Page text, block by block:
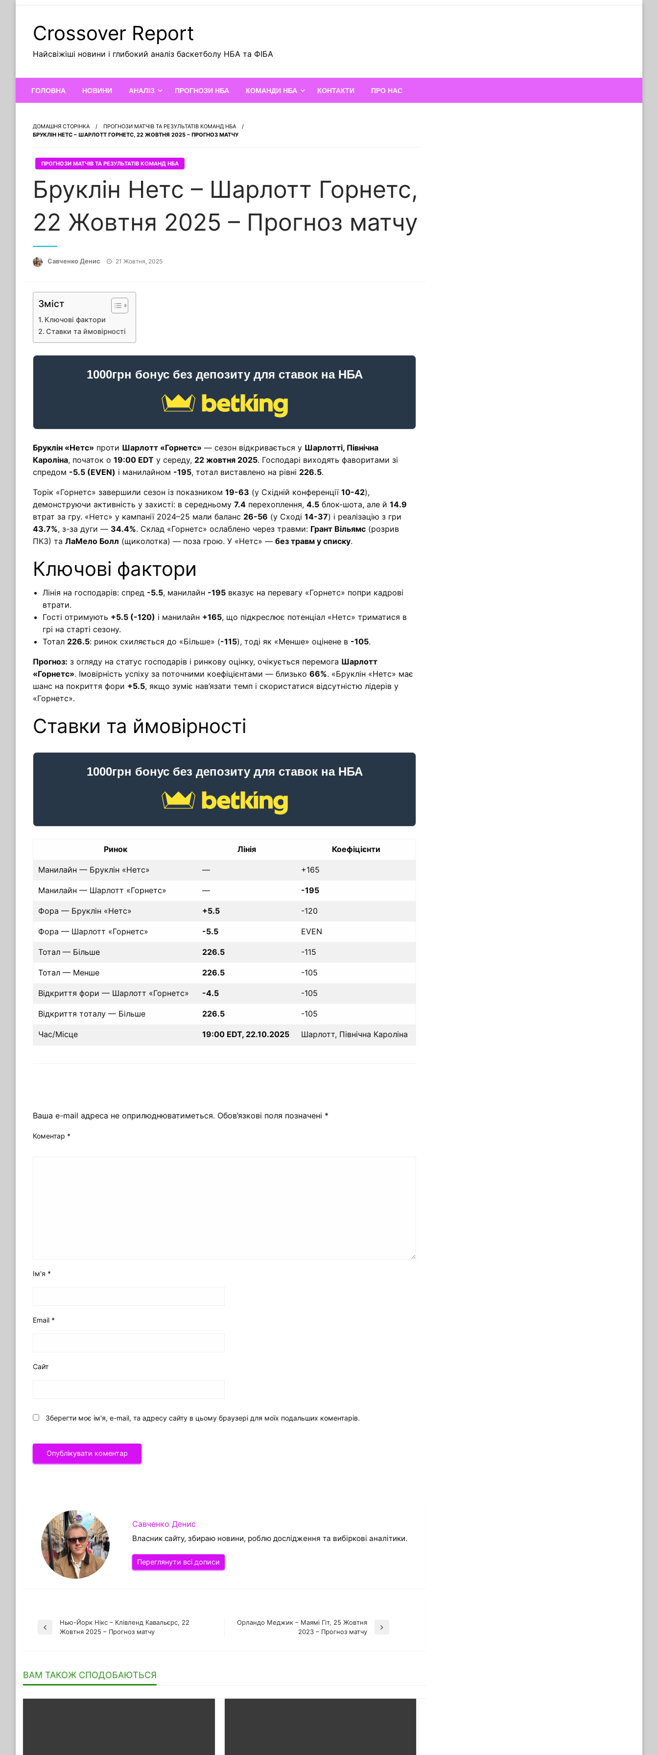
Crossover Report
Найсвіжіші новини і глибокий аналіз баскетболу НБА та ФІБА
ГОЛОВНА НОВИНИ АНАЛІЗ ПРОГНОЗИ НБА КОМАНДИ НБА КОНТАКТИ ПРО НАС
ДОМАШНЯ СТОРІНКА
ПРОГНОЗИ МАТЧІВ ТА РЕЗУЛЬТАТІВ КОМАНД НБА
БРУКЛІН НЕТС – ШАРЛОТТ ГОРНЕТС, 22 ЖОВТНЯ 2025 – ПРОГНОЗ МАТЧУ
ПРОГНОЗИ МАТЧІВ ТА РЕЗУЛЬТАТІВ КОМАНД НБА
Бруклін Нетс – Шарлотт Горнетс,
22 Жовтня 2025 – Прогноз матчу
Савченко Денис Опубліковано
21 Жовтня, 2025
Зміст
Ключові фактори
Ставки та ймовірності
1000грн бонус без депозиту для ставок на НБА
Бруклін «Нетс» проти Шарлотт «Горнетс» — сезон відкривається у Шарлотті, Північна
Кароліна, початок о 19:00 EDT у середу, 22 жовтня 2025. Господарі виходять фаворитами зі
спредом -5.5 (EVEN) і манилайном -195, тотал виставлено на рівні 226.5.
Торік «Горнетс» завершили сезон із показником 19-63 (у Східній конференції 10-42),
демонструючи активність у захисті: в середньому 7.4 перехоплення, 4.5 блок-шота, але й 14.9
втрат за гру. «Нетс» у кампанії 2024–25 мали баланс 26-56 (у Сході 14-37) і реалізацію з гри
43.7%, з-за дуги — 34.4%. Склад «Горнетс» ослаблено через травми: Грант Вільямс (розрив
ПКЗ) та ЛаМело Болл (щиколотка) — поза грою. У «Нетс» — без травм у списку.
Ключові фактори
Лінія на господарів: спред -5.5, манилайн -195 вказує на перевагу «Горнетс» попри кадрові
втрати.
Гості отримують +5.5 (-120) і манилайн +165, що підкреслює потенціал «Нетс» триматися в
грі на старті сезону.
Тотал 226.5: ринок схиляється до «Більше» (-115), тоді як «Менше» оцінене в -105.
Прогноз: з огляду на статус господарів і ринкову оцінку, очікується перемога Шарлотт
«Горнетс». Імовірність успіху за поточними коефіцієнтами — близько 66%. «Бруклін «Нетс» має
шанс на покриття фори +5.5, якщо зуміє нав’язати темп і скористатися відсутністю лідерів у
«Горнетс».
Ставки та ймовірності
1000грн бонус без депозиту для ставок на НБА
Ринок Лінія Коефіцієнти
Манилайн — Бруклін «Нетс» — +165
Манилайн — Шарлотт «Горнетс» — -195
Фора — Бруклін «Нетс» +5.5 -120
Фора — Шарлотт «Горнетс» -5.5 EVEN
Тотал — Більше 226.5 -115
Тотал — Менше 226.5 -105
Відкриття фори — Шарлотт «Горнетс» -4.5 -105
Відкриття тоталу — Більше 226.5 -105
Час/Місце 19:00 EDT, 22.10.2025 Шарлотт, Північна Кароліна
Ваша e-mail адреса не оприлюднюватиметься. Обов’язкові поля позначені *
Коментар *
Ім'я *
Email *
Сайт
Зберегти моє ім'я, e-mail, та адресу сайту в цьому браузері для моїх подальших коментарів.
Савченко Денис
Власник сайту, збираю новини, роблю дослідження та вибіркові аналітики.
Переглянути всі дописи
Навігація
Попередній
Нью-Йорк Нікс – Клівленд Кавальєрс, 22
Жовтня 2025 – Прогноз матчу
Орландо Меджик – Маямі Гіт, 25 Жовтня
2023 – Прогноз матчу
ВАМ ТАКОЖ СПОДОБАЮТЬСЯ